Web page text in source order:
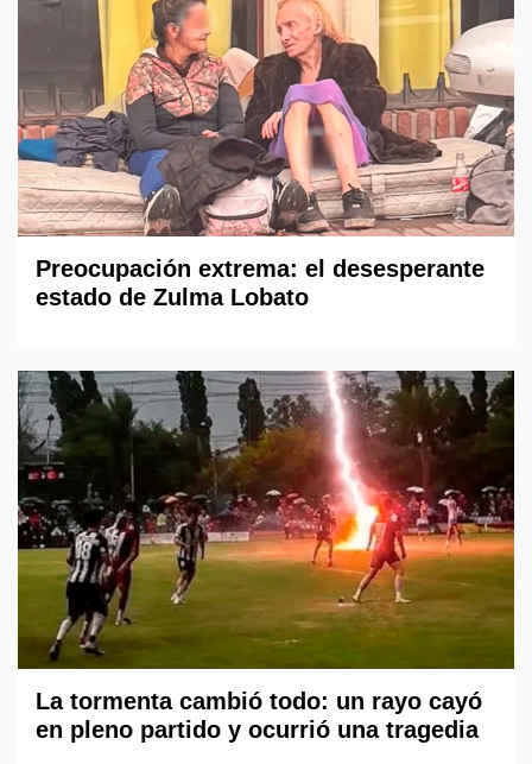
Preocupación extrema: el desesperante
estado de Zulma Lobato
La tormenta cambió todo: un rayo cayó
en pleno partido y ocurrió una tragedia